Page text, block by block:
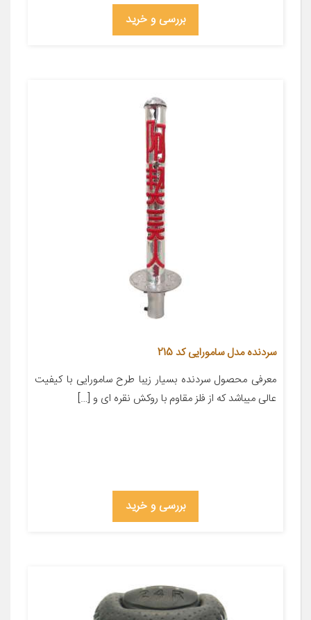
بررسی و خرید
سردنده مدل سامورایی کد 215
معرفی محصول سردنده بسیار زیبا طرح سامورایی با کیفیت
عالی میباشد که از فلز مقاوم با روکش نقره ای و […]
بررسی و خرید